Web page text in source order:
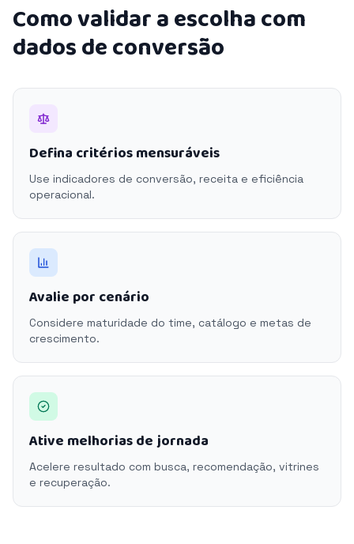
Como validar a escolha com
dados de conversão
Defina critérios mensuráveis
Use indicadores de conversão, receita e eficiência
operacional.
Avalie por cenário
Considere maturidade do time, catálogo e metas de
crescimento.
Ative melhorias de jornada
Acelere resultado com busca, recomendação, vitrines
e recuperação.